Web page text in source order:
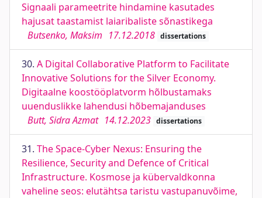
Signaali parameetrite hindamine kasutades
hajusat taastamist laiaribaliste sõnastikega
Butsenko, Maksim 17.12.2018 dissertations
30. A Digital Collaborative Platform to Facilitate
Innovative Solutions for the Silver Economy.
Digitaalne koostööplatvorm hõlbustamaks
uuenduslikke lahendusi hõbemajanduses
Butt, Sidra Azmat 14.12.2023 dissertations
31. The Space-Cyber Nexus: Ensuring the
Resilience, Security and Defence of Critical
Infrastructure. Kosmose ja kübervaldkonna
vaheline seos: elutähtsa taristu vastupanuvõime,